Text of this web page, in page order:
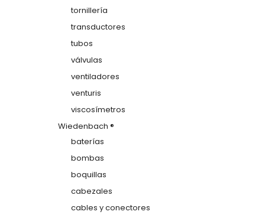
tornillería
transductores
tubos
válvulas
ventiladores
venturis
viscosímetros
Wiedenbach ®
baterías
bombas
boquillas
cabezales
cables y conectores